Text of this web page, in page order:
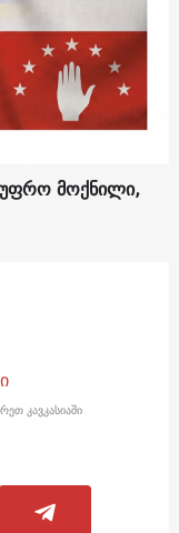
უფრო მოქნილი,
კავკასიაში